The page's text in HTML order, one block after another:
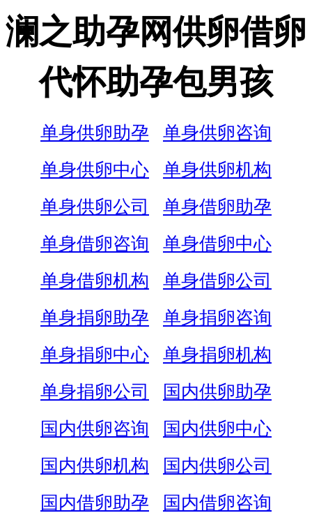
澜之助孕网供卵借卵
代怀助孕包男孩
单身供卵助孕
单身供卵咨询
单身供卵中心
单身供卵机构
单身供卵公司
单身借卵助孕
单身借卵咨询
单身借卵中心
单身借卵机构
单身借卵公司
单身捐卵助孕
单身捐卵咨询
单身捐卵中心
单身捐卵机构
单身捐卵公司
国内供卵助孕
国内供卵咨询
国内供卵中心
国内供卵机构
国内供卵公司
国内借卵助孕
国内借卵咨询